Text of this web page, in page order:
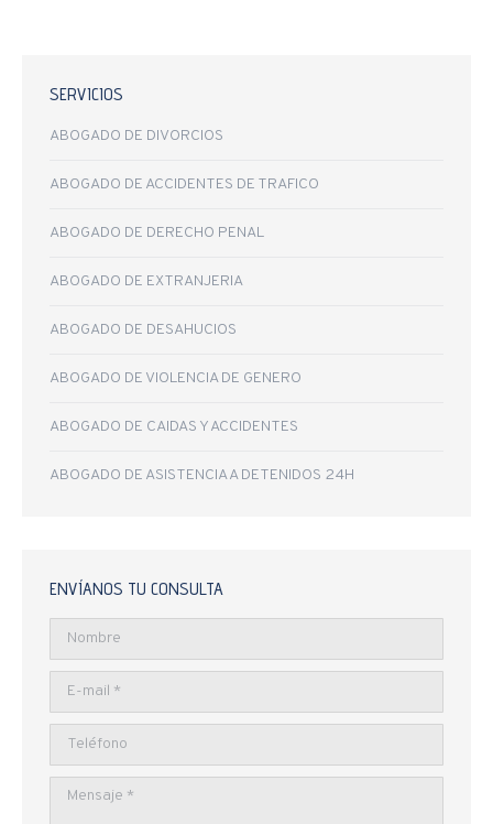
SERVICIOS
ABOGADO DE DIVORCIOS
ABOGADO DE ACCIDENTES DE TRAFICO
ABOGADO DE DERECHO PENAL
ABOGADO DE EXTRANJERIA
ABOGADO DE DESAHUCIOS
ABOGADO DE VIOLENCIA DE GENERO
ABOGADO DE CAIDAS Y ACCIDENTES
ABOGADO DE ASISTENCIA A DETENIDOS 24H
ENVÍANOS TU CONSULTA
Nombre
E-mail *
Teléfono
Mensaje *